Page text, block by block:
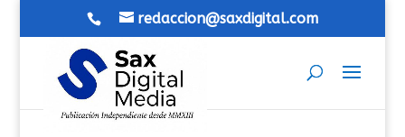
redaccion@saxdigital.com